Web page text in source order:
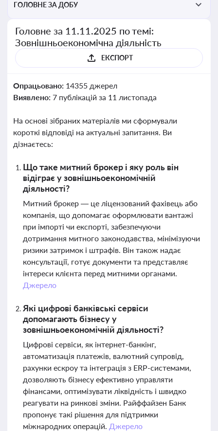
ГОЛОВНЕ ЗА ДОБУ
Головне за 11.11.2025 по темі:
Зовнішньоекономічна діяльність
ЕКСПОРТ
Опрацьовано: 14355 джерел
Виявлено: 7 публікацій за 11 листопада
На основі зібраних матеріалів ми сформували
короткі відповіді на актуальні запитання. Ви
дізнаєтесь:
Що таке митний брокер і яку роль він
відіграє у зовнішньоекономічній
діяльності?
Митний брокер — це ліцензований фахівець або
компанія, що допомагає оформлювати вантажі
при імпорті чи експорті, забезпечуючи
дотримання митного законодавства, мінімізуючи
ризики затримок і штрафів. Він також надає
консультації, готує документи та представляє
інтереси клієнта перед митними органами.
Джерело
Які цифрові банківські сервіси
допомагають бізнесу у
зовнішньоекономічній діяльності?
Цифрові сервіси, як інтернет-банкінг,
автоматизація платежів, валютний супровід,
рахунки ескроу та інтеграція з ERP-системами,
дозволяють бізнесу ефективно управляти
фінансами, оптимізувати ліквідність і швидко
реагувати на ринкові зміни. Райффайзен Банк
пропонує такі рішення для підтримки
міжнародних операцій. Джерело